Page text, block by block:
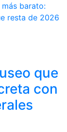
barato:
resta de 2026
que
con